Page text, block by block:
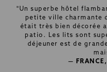
"Un superbe hôtel
petite ville charmante
était très bien décorée
patio. Les lits sont
déjeuner est de
—